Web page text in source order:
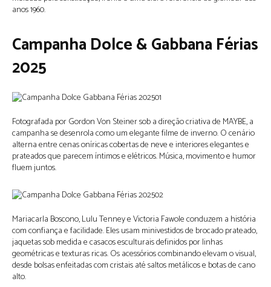
anos 1960.
Campanha Dolce & Gabbana Férias
2025
Fotografada por Gordon Von Steiner sob a direção criativa de MAYBE, a
campanha se desenrola como um elegante filme de inverno. O cenário
alterna entre cenas oníricas cobertas de neve e interiores elegantes e
prateados que parecem íntimos e elétricos. Música, movimento e humor
fluem juntos.
Mariacarla Boscono, Lulu Tenney e Victoria Fawole conduzem a história
com confiança e facilidade. Eles usam minivestidos de brocado prateado,
jaquetas sob medida e casacos esculturais definidos por linhas
geométricas e texturas ricas. Os acessórios combinando elevam o visual,
desde bolsas enfeitadas com cristais até saltos metálicos e botas de cano
alto.